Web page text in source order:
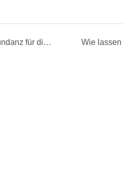
Ist eine Mehrpunktredundanz für die Inline-Charakterisierung der Viskoelastizität (Viskosität, Rheologie, Dichte, Brechungsindex) erforderlich?